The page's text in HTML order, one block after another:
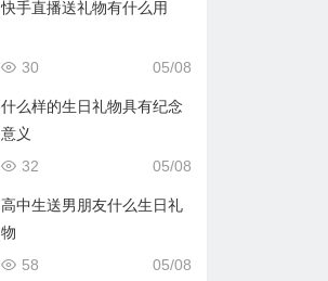
快手直播送礼物有什么用
05/08
30
什么样的生日礼物具有纪念
意义
05/08
32
高中生送男朋友什么生日礼
物
05/08
58